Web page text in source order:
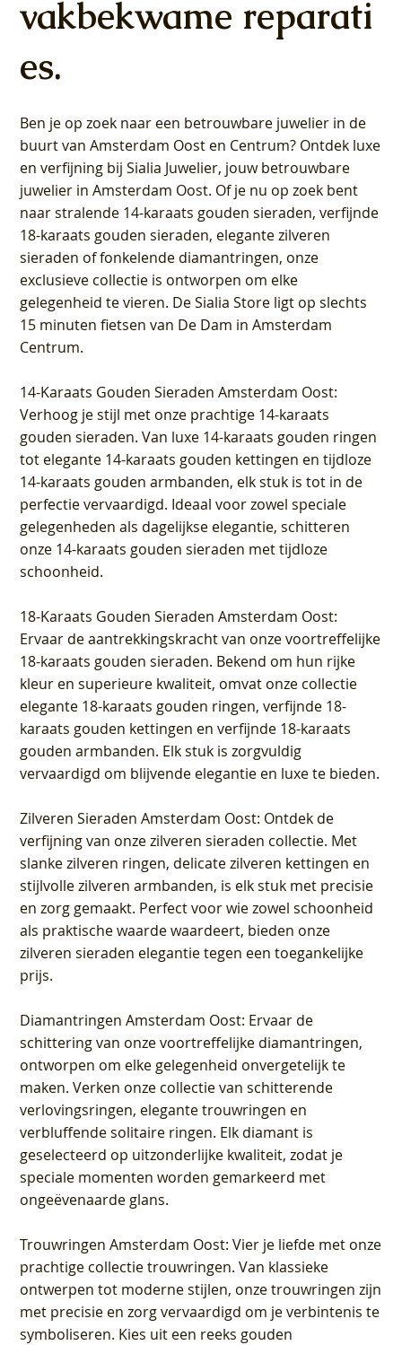
vakbekwame reparati
es.
Ben je op zoek naar een betrouwbare juwelier in de
buurt van Amsterdam Oost en Centrum? Ontdek luxe
en verfijning bij Sialia Juwelier, jouw betrouwbare
juwelier in Amsterdam Oost. Of je nu op zoek bent
naar stralende 14-karaats gouden sieraden, verfijnde
18-karaats gouden sieraden, elegante zilveren
sieraden of fonkelende diamantringen, onze
exclusieve collectie is ontworpen om elke
gelegenheid te vieren. De Sialia Store ligt op slechts
15 minuten fietsen van De Dam in Amsterdam
Centrum.
14-Karaats Gouden Sieraden Amsterdam Oost:
Verhoog je stijl met onze prachtige 14-karaats
gouden sieraden. Van luxe 14-karaats gouden ringen
tot elegante 14-karaats gouden kettingen en tijdloze
14-karaats gouden armbanden, elk stuk is tot in de
perfectie vervaardigd. Ideaal voor zowel speciale
gelegenheden als dagelijkse elegantie, schitteren
onze 14-karaats gouden sieraden met tijdloze
schoonheid.
18-Karaats Gouden Sieraden Amsterdam Oost:
Ervaar de aantrekkingskracht van onze voortreffelijke
18-karaats gouden sieraden. Bekend om hun rijke
kleur en superieure kwaliteit, omvat onze collectie
elegante 18-karaats gouden ringen, verfijnde 18-
karaats gouden kettingen en verfijnde 18-karaats
gouden armbanden. Elk stuk is zorgvuldig
vervaardigd om blijvende elegantie en luxe te bieden.
Zilveren Sieraden Amsterdam Oost: Ontdek de
verfijning van onze zilveren sieraden collectie. Met
slanke zilveren ringen, delicate zilveren kettingen en
stijlvolle zilveren armbanden, is elk stuk met precisie
en zorg gemaakt. Perfect voor wie zowel schoonheid
als praktische waarde waardeert, bieden onze
zilveren sieraden elegantie tegen een toegankelijke
prijs.
Diamantringen Amsterdam Oost: Ervaar de
schittering van onze voortreffelijke diamantringen,
ontworpen om elke gelegenheid onvergetelijk te
maken. Verken onze collectie van schitterende
verlovingsringen, elegante trouwringen en
verbluffende solitaire ringen. Elk diamant is
geselecteerd op uitzonderlijke kwaliteit, zodat je
speciale momenten worden gemarkeerd met
ongeëvenaarde glans.
Trouwringen Amsterdam Oost: Vier je liefde met onze
prachtige collectie trouwringen. Van klassieke
ontwerpen tot moderne stijlen, onze trouwringen zijn
met precisie en zorg vervaardigd om je verbintenis te
symboliseren. Kies uit een reeks gouden